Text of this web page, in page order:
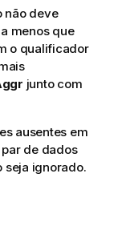
não deve
menos que
o qualificador
junto com
ausentes em
de dados
seja ignorado.